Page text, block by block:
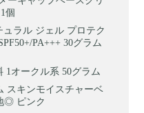
個
ラル ジェル プロテク
PA+++ 30グラム
1オークル系 50グラム
スキンモイスチャーベ
◎ ピンク